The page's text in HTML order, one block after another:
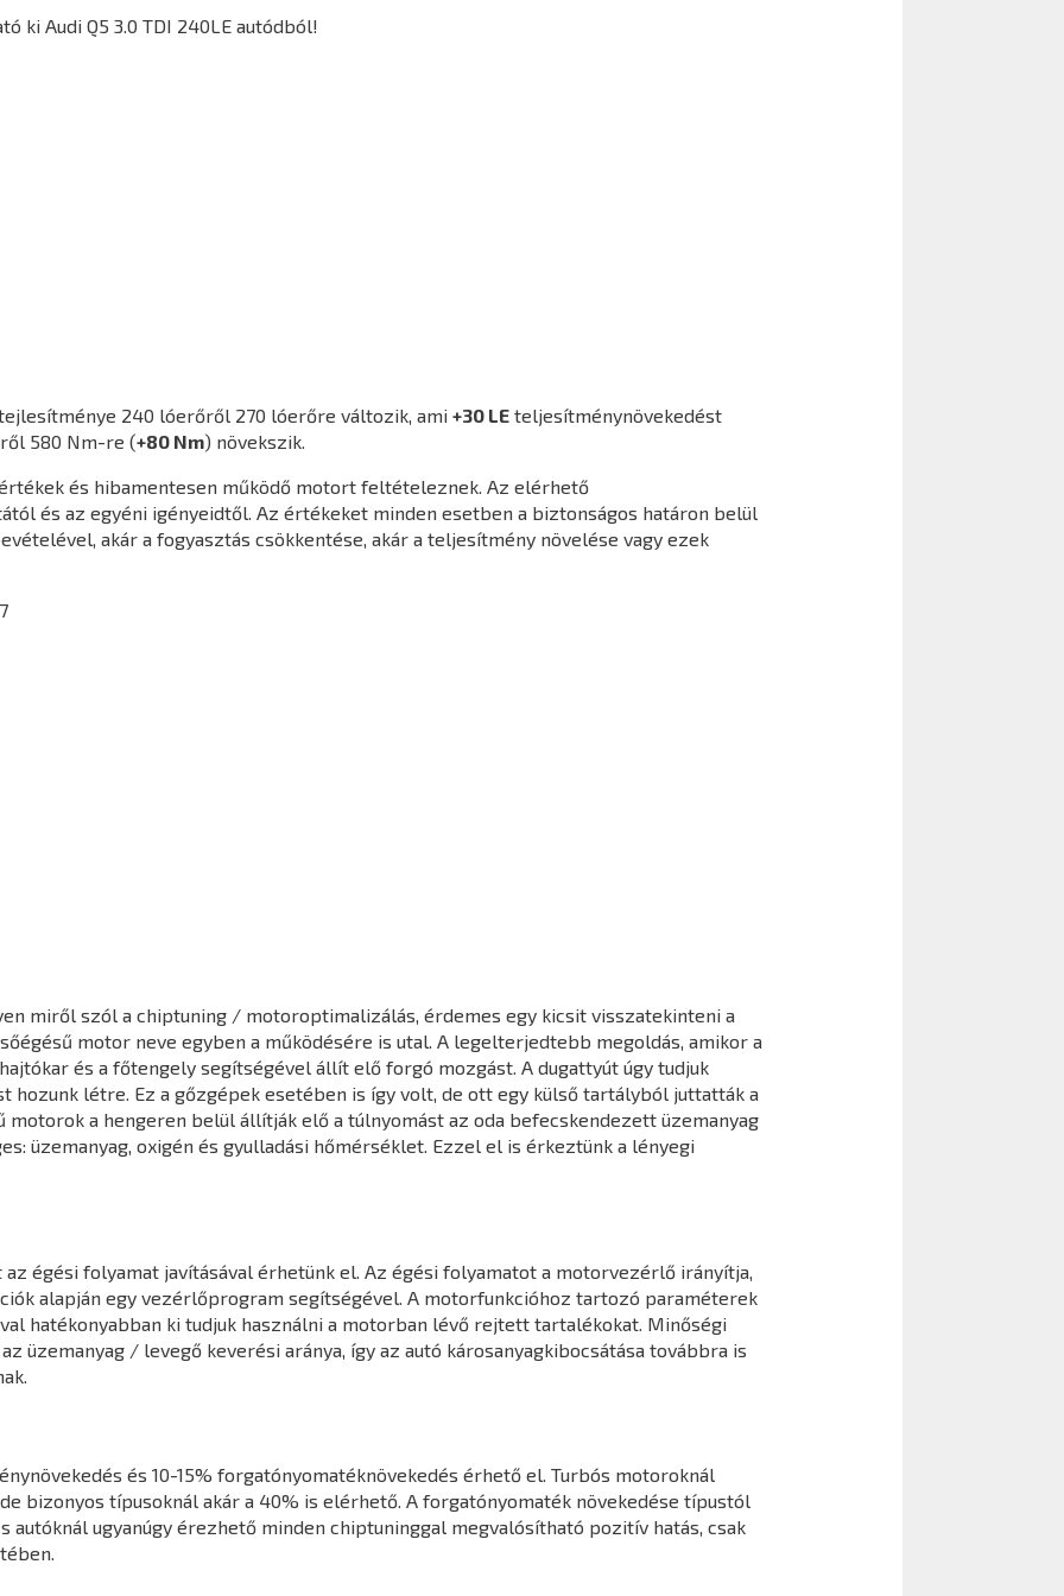
ki Audi Q5 3.0 TDI 240LE autódból!
240 lóerőről 270 lóerőre változik, ami +30 LE teljesítménynövekedést
580 Nm-re (+80 Nm) növekszik.
és hibamentesen működő motort feltételeznek. Az elérhető
és az egyéni igényeidtől. Az értékeket minden esetben a biztonságos határon belül
akár a fogyasztás csökkentése, akár a teljesítmény növelése vagy ezek
miről szól a chiptuning / motoroptimalizálás, érdemes egy kicsit visszatekinteni a
motor neve egyben a működésére is utal. A legelterjedtebb megoldás, amikor a
és a főtengely segítségével állít elő forgó mozgást. A dugattyút úgy tudjuk
hozunk létre. Ez a gőzgépek esetében is így volt, de ott egy külső tartályból juttatták a
motorok a hengeren belül állítják elő a túlnyomást az oda befecskendezett üzemanyag
üzemanyag, oxigén és gyulladási hőmérséklet. Ezzel el is érkeztünk a lényegi
égési folyamat javításával érhetünk el. Az égési folyamatot a motorvezérlő irányítja,
alapján egy vezérlőprogram segítségével. A motorfunkcióhoz tartozó paraméterek
hatékonyabban ki tudjuk használni a motorban lévő rejtett tartalékokat. Minőségi
üzemanyag / levegő keverési aránya, így az autó károsanyagkibocsátása továbbra is
és 10-15% forgatónyomatéknövekedés érhető el. Turbós motoroknál
bizonyos típusoknál akár a 40% is elérhető. A forgatónyomaték növekedése típustól
autóknál ugyanúgy érezhető minden chiptuninggal megvalósítható pozitív hatás, csak